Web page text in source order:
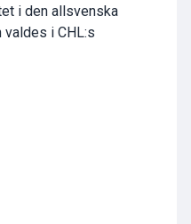
i den allsvenska
valdes i CHL:s